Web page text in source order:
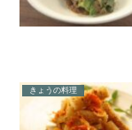
きょうの料理